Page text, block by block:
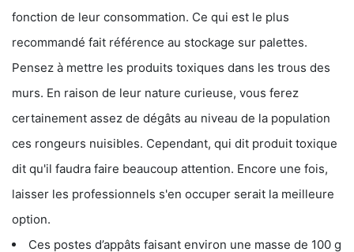
fonction de leur consommation. Ce qui est le plus
recommandé fait référence au stockage sur palettes.
Pensez à mettre les produits toxiques dans les trous des
murs. En raison de leur nature curieuse, vous ferez
certainement assez de dégâts au niveau de la population
ces rongeurs nuisibles. Cependant, qui dit produit toxique
dit qu'il faudra faire beaucoup attention. Encore une fois,
laisser les professionnels s'en occuper serait la meilleure
option.
Ces postes d’appâts faisant environ une masse de 100 g